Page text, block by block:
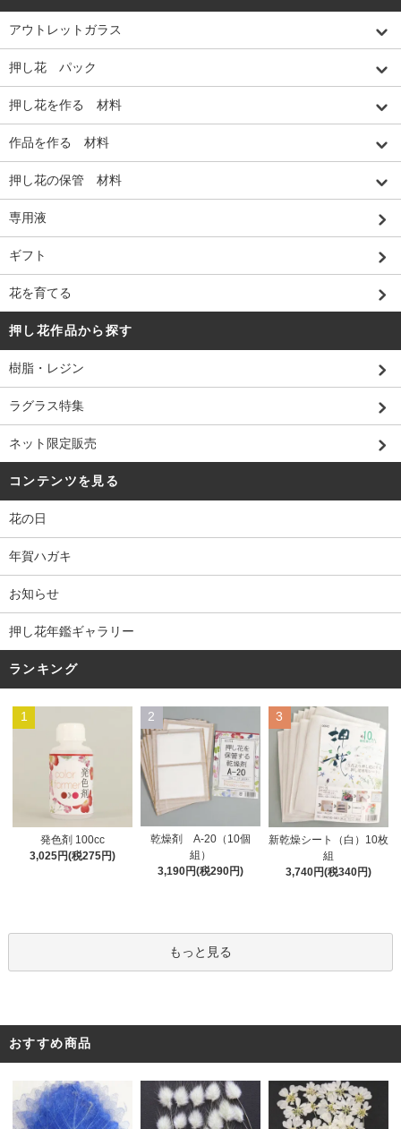
アウトレットガラス
押し花 パック
押し花を作る 材料
作品を作る 材料
押し花の保管 材料
専用液
ギフト
花を育てる
押し花作品から探す
樹脂・レジン
ラグラス特集
ネット限定販売
コンテンツを見る
花の日
年賀ハガキ
お知らせ
押し花年鑑ギャラリー
ランキング
1
発色剤 100cc
3,025円(税275円)
2
乾燥剤 A-20（10個
組）
3,190円(税290円)
3
新乾燥シート（白）10枚
組
3,740円(税340円)
もっと見る
おすすめ商品